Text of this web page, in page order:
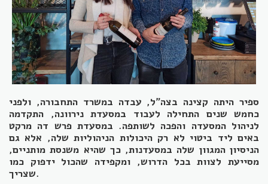
ספיר היתה קצינה בצה"ל, עבדה במשרד התחבורה, ולפני
כחמש שנים התחילה לעבוד במסעדת נירוונה, התקדמה
לניהול המסעדה והפכה לשותפה. במסעדת פרש דה מרקט
באים ליד ביטוי לא רק היכולות הניהוליות שלה, אלא גם
הניסיון המגוון שלה במסעדנות, כך שהיא משנסת מותניים,
מסייעת לצוות בכל הדרוש, ומקפידה שהכול ידפוק כמו
שצריך.